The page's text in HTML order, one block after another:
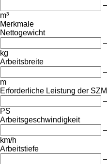
–
m³
Merkmale
Nettogewicht
–
kg
Arbeitsbreite
–
m
Erforderliche Leistung der SZM
–
PS
Arbeitsgeschwindigkeit
–
km/h
Arbeitstiefe
–